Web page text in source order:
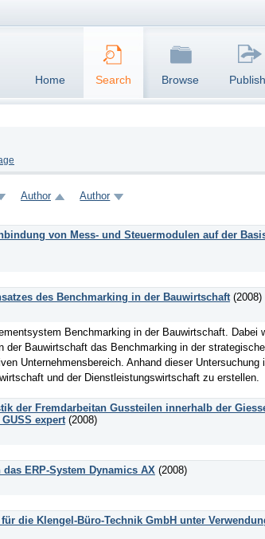
Home Search Browse Publish
Author Author
von Mess- und Steuermodulen auf der
des Benchmarking in der Bauwirtschaft(2008)
Benchmarking in der Bauwirtschaft. Dabei
der Bauwirtschaft das Benchmarking in der
Unternehmensbereich. Anhand dieser Untersuchung
und der Dienstleistungswirtschaft zu erstellen.
der Fremdarbeitan Gussteilen innerhalb der
expert(2008)
ERP-System Dynamics AX (2008)
die Klengel-Büro-Technik GmbH unter